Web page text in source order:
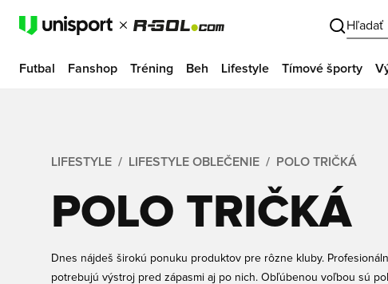
Hľadať
Futbal Fanshop Tréning Beh Lifestyle Tímové športy
LIFESTYLE LIFESTYLE OBLEČENIE POLO TRIČKÁ
POLO TRIČKÁ
Dnes nájdeš širokú ponuku produktov pre rôzne kluby.
potrebujú výstroj pred zápasmi aj po nich. Obľúbenou voľbou sú